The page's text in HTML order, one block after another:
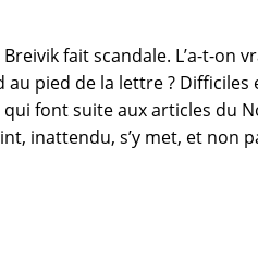
fait scandale. L’a-t-on
au pied de la lettre ?
font suite aux articles du
inattendu, s’y met, et non